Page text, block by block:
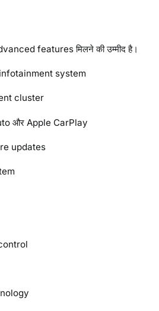
features मिलने की उम्मीद है।
system
cluster
और Apple CarPlay
updates